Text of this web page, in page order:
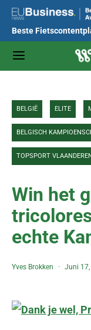
Beste
BELGIË ELITE
BELGISCH
TOPSPORT
Win het
echte
Yves Brokken Juni